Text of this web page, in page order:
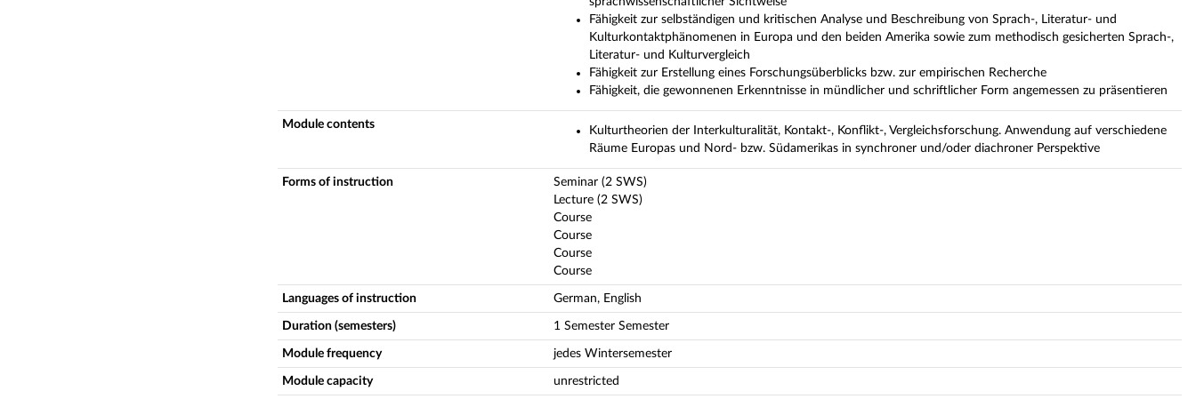
Fähigkeit zur selbständigen und kritischen Analyse und Beschreibung von Sprach-, Literatur- und
Kulturkontaktphänomenen in Europa und den beiden Amerika sowie zum methodisch gesicherten Sprach-,
Literatur- und Kulturvergleich
Fähigkeit zur Erstellung eines Forschungsüberblicks bzw. zur empirischen Recherche
Fähigkeit, die gewonnenen Erkenntnisse in mündlicher und schriftlicher Form angemessen zu präsentieren
Module contents
Kulturtheorien der Interkulturalität, Kontakt-, Konflikt-, Vergleichsforschung. Anwendung auf verschiedene
Räume Europas und Nord- bzw. Südamerikas in synchroner und/oder diachroner Perspektive
Forms of instruction
Seminar (2 SWS)
Lecture (2 SWS)
Course
Course
Course
Course
Languages of instruction German, English
Duration (semesters) 1 Semester Semester
Module frequency jedes Wintersemester
Module capacity unrestricted